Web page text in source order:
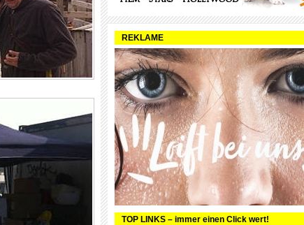
REKLAME
TOP LINKS – immer einen Click wert!